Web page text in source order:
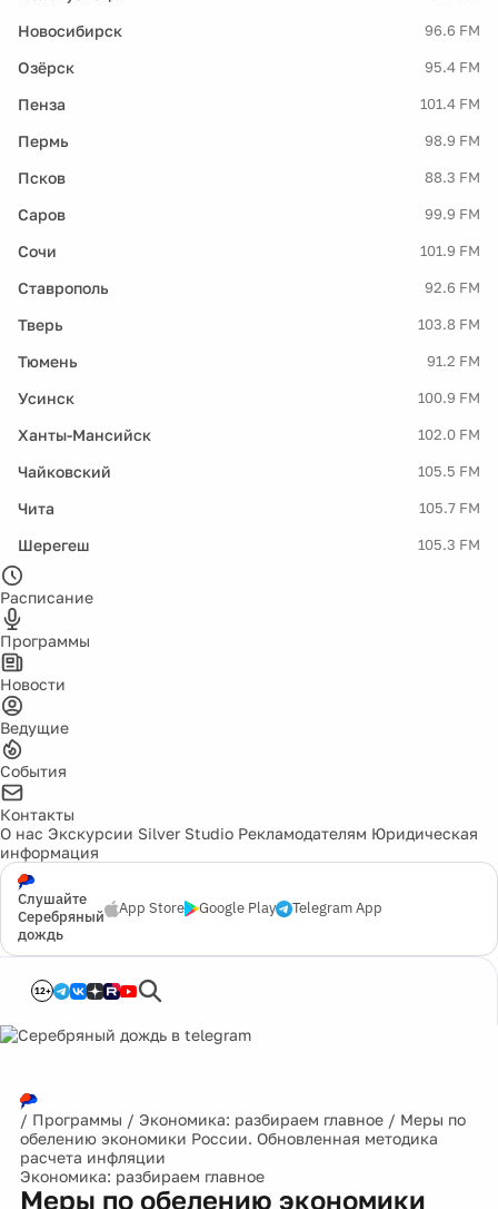
Новосибирск 96.6 FM
Озёрск 95.4 FM
Пенза 101.4 FM
Пермь 98.9 FM
Псков 88.3 FM
Саров 99.9 FM
Сочи 101.9 FM
Ставрополь 92.6 FM
Тверь 103.8 FM
Тюмень 91.2 FM
Усинск 100.9 FM
Ханты-Мансийск 102.0 FM
Чайковский 105.5 FM
Чита 105.7 FM
Шерегеш 105.3 FM
Расписание
Программы
Новости
Ведущие
События
Контакты
О нас Экскурсии Silver Studio Рекламодателям Юридическая
информация
Слушайте
Серебряный
дождь
App Store Google Play Telegram App
12+
/ Программы / Экономика: разбираем главное / Меры по
обелению экономики России. Обновленная методика
расчета инфляции
Экономика: разбираем главное
Меры по обелению экономики